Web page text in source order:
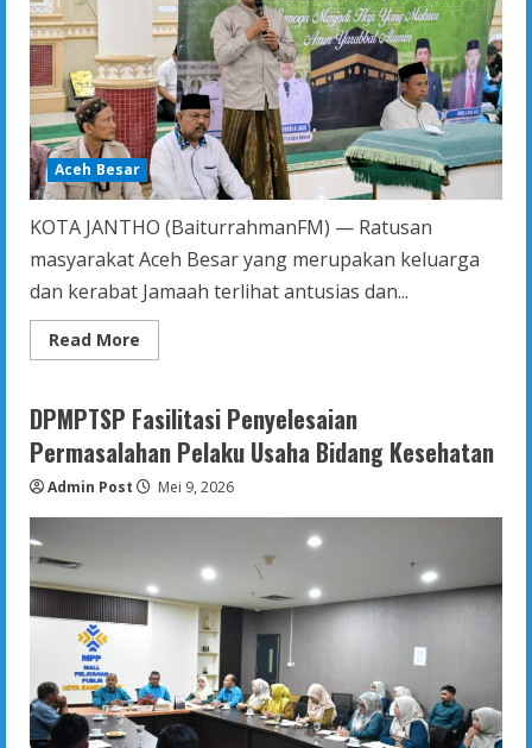
Aceh Besar
KOTA JANTHO (BaiturrahmanFM) — Ratusan
masyarakat Aceh Besar yang merupakan keluarga
dan kerabat Jamaah terlihat antusias dan...
Read More
more
Aceh
Besar
Hantar
Keberangkatan
Calon
Kloter
Sibreh
DPMPTSP Fasilitasi Penyelesaian
Permasalahan Pelaku Usaha Bidang Kesehatan
Admin Post Mei 9, 2026